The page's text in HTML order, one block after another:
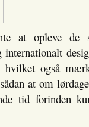
at opleve de
også
at om
tid forinden